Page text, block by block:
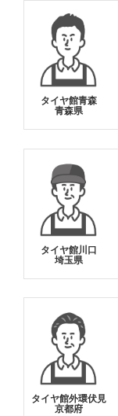
タイヤ館青森
青森県
タイヤ館川口
埼玉県
タイヤ館外環伏見
京都府